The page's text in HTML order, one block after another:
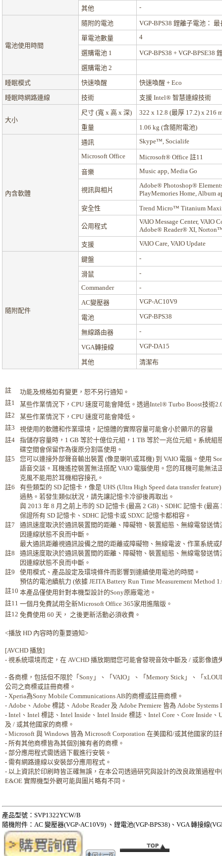
其他 -
電池使用時間
隨附的電池
VGP-BPS38 鋰離子電池：
單電池數量
4
選購電池 1
VGP-BPS38 + VGP-BPSE38
選購電池 2
睡眠模式
快速喚醒
快速喚醒 + Eco
睡眠時網路連線
技術 支援 Intel® 智慧連線技術
大小
尺寸 (寬 x 高 x 深)
322 x 12.8 (最厚 17.2) x 216
重量
1.06 kg (含隨附電池)
內含軟體
通訊
Skype™, Socialife
Microsoft Office
Microsoft® Office 註11
音樂
Music app, Media Go
視訊與相片
Adobe® Photoshop®
PlayMemories Home, Album
安全性
Trend Micro™ Titanium
公用程式
VAIO Message Center, VAIO
Adobe® Reader® XI,
支援
VAIO Care, VAIO Update
隨附配件
鍵盤 -
滑鼠
-
Commander
-
AC變壓器
VGP-AC10V9
電池 VGP-BPS38
無線路由器 -
VGA轉接線 VGP-DA15
其他 清潔布
註
功能及規格如有變更，恕不另行通知。
註1
某些作業情況下，CPU 速度可能會降低。透過Intel® Turbo Boost技術
註2
某些作業情況下，CPU 速度可能會降低。
註3
視使用的軟體和作業環境，記憶體的實際容量可能會小於顯示的容量
註4
指儲存容量時，1 GB 等於十億位元組，1 TB 等於一兆位元組。系統
碟空間會保留作為復原分割區使用。
註5
您可以連接外部聲音輸出裝置 (像是喇叭或耳機) 到 VAIO 電腦。使用
語音交談。耳機遙控裝置無法搭配 VAIO 電腦使用。您的耳機可能無法
克風不能用於耳機相容接孔。
註6
有些類型的 SD 記憶卡，像是 UHS (Ultra High Speed data transfer
過熱。若發生類似狀況，請先讓記憶卡冷卻後再取出。
與 2013 年 8 月之前上市的 SD 記憶卡 (最高 2 GB)、SDHC 記憶卡 (最
保證所有 SD 記憶卡、SDHC 記憶卡或 SDXC 記憶卡都相容。
註7
通訊速度取決於通訊裝置間的距離、障礙物、裝置組態、無線電發送
因連線狀態不良而中斷。
最大通訊距離視通訊設備之間的距離或障礙物、無線電波、作業系統
註8
通訊速度取決於通訊裝置間的距離、障礙物、裝置組態、無線電發送
因連線狀態不良而中斷。
註9
使用模式、產品設定及環境條件而影響到連續使用電池的時間。
預估的電池續航力 (依據 JEITA Battery Run Time Measurement Method
註10 本產品僅使用針對本機型設計的Sony原廠電池。
註11 一個月免費試用全新Microsoft Office 365家用進階版。
註12 免費使用 60 天， 之後更新活動必須收費。
<播放 HD 內容時的重要通知>
[AVCHD 播放]
- 視系統環境而定，在 AVCHD 播放期間您可能會發現音效中斷及 / 或影像遺
- 各商標，包括但不限於「Sony」、「VAIO」、「Memory Stick」、「
公司之商標或註冊商標。
- Xperia為Sony Mobile Communications AB的商標或註冊商標。
- Adobe、Adobe 標誌、Adobe Reader 及 Adobe Premiere 皆為 Adobe
- Intel、Intel 標誌、Intel Inside、Intel Inside 標誌、Intel Core、Core Inside
及 / 或其他國家的商標。
- Microsoft 與 Windows 皆為 Microsoft Corporation 在美國和/或其他國家的
- 所有其他商標皆為其個別擁有者的商標。
- 部分應用程式需透過下載進行安裝。
- 需有網路連線以安裝部分應用程式。
- 以上資訊於印刷時皆正確無誤，在本公司透過研究與設計的改良政策過程
E&OE 實際機型外觀可能與圖片略有不同。
產品型號：SVP1322YCW/B
隨機附件：AC 變壓器(VGP-AC10V9) 、鋰電池(VGP-BPS38)、VGA 轉接線